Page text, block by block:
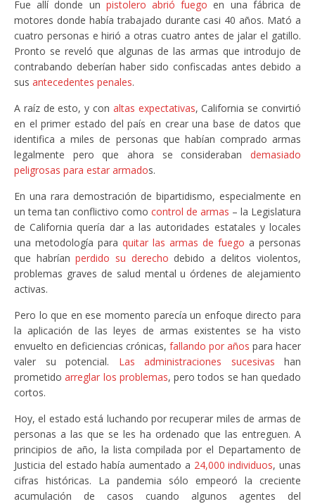
Fue allí donde un pistolero abrió fuego en una fábrica de
motores donde había trabajado durante casi 40 años. Mató a
cuatro personas e hirió a otras cuatro antes de jalar el gatillo.
Pronto se reveló que algunas de las armas que introdujo de
contrabando deberían haber sido confiscadas antes debido a
sus antecedentes penales.
A raíz de esto, y con altas expectativas, California se convirtió
en el primer estado del país en crear una base de datos que
identifica a miles de personas que habían comprado armas
legalmente pero que ahora se consideraban demasiado
peligrosas para estar armados.
En una rara demostración de bipartidismo, especialmente en
un tema tan conflictivo como control de armas – la Legislatura
de California quería dar a las autoridades estatales y locales
una metodología para quitar las armas de fuego a personas
que habríanperdido su derecho debido a delitos violentos,
problemas graves de salud mental u órdenes de alejamiento
activas.
Pero lo que en ese momento parecía un enfoque directo para
la aplicación de las leyes de armas existentes se ha visto
envuelto en deficiencias crónicas, fallando por años para hacer
valer su potencial. Las administraciones sucesivas han
prometidoarreglar los problemas, pero todos se han quedado
cortos.
Hoy, el estado está luchando por recuperar miles de armas de
personas a las que se les ha ordenado que las entreguen. A
principios de año, la lista compilada por el Departamento de
Justicia del estado había aumentado a 24,000 individuos, unas
cifras históricas. La pandemia sólo empeoró la creciente
acumulación de casos cuando algunos agentes del